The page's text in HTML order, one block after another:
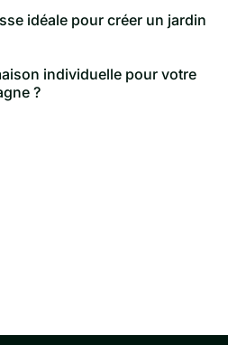
idéale pour créer un jardin
individuelle pour votre
?